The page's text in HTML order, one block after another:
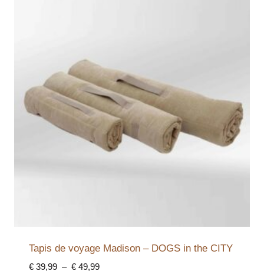
Tapis de voyage Madison – DOGS in the CITY
€39,99 – €49,99Plage